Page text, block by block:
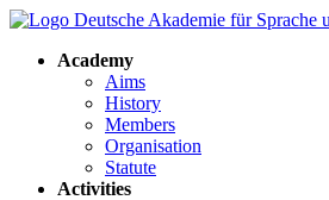
Academy
Aims
History
Members
Organisation
Statute
Activities